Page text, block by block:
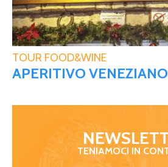
TOUR FOOD&WINE
APERITIVO VENEZIANO
TENIAMOCI IN